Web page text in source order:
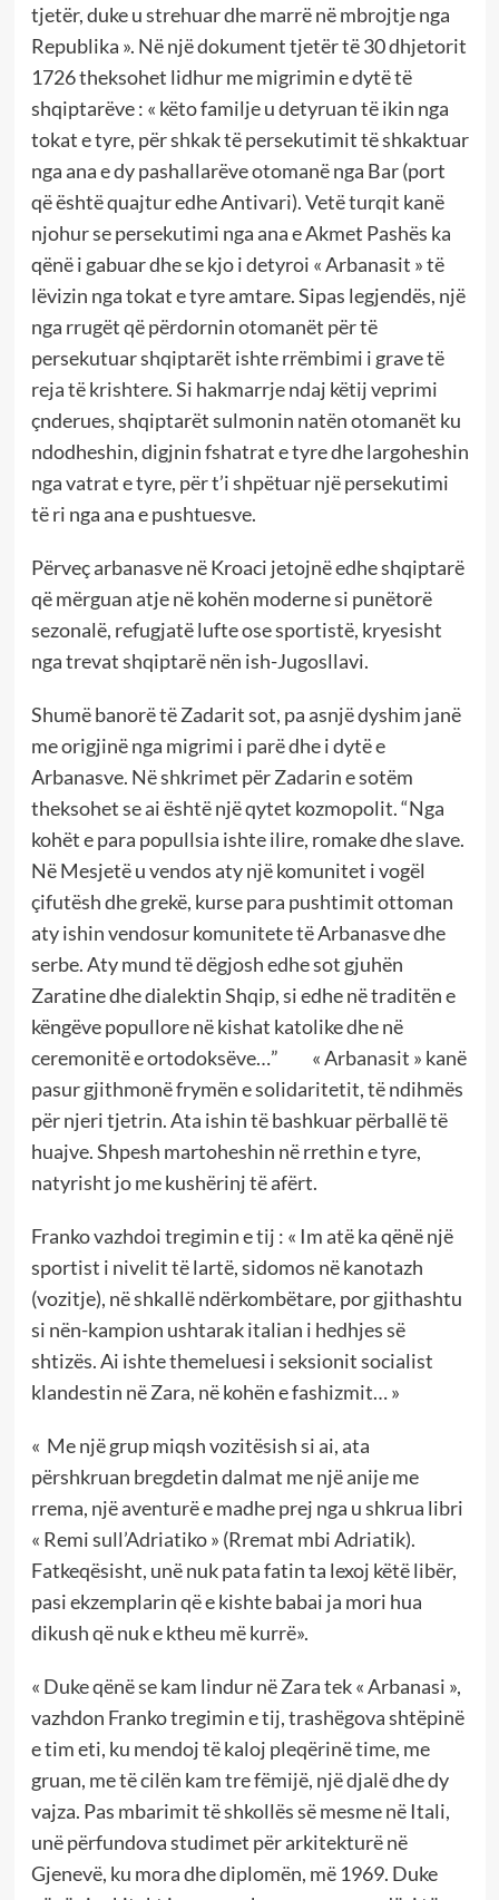
tjetër, duke u strehuar dhe marrë në mbrojtje nga
Republika ». Në një dokument tjetër të 30 dhjetorit
1726 theksohet lidhur me migrimin e dytë të
shqiptarëve : « këto familje u detyruan të ikin nga
tokat e tyre, për shkak të persekutimit të shkaktuar
nga ana e dy pashallarëve otomanë nga Bar (port
që është quajtur edhe Antivari). Vetë turqit kanë
njohur se persekutimi nga ana e Akmet Pashës ka
qënë i gabuar dhe se kjo i detyroi « Arbanasit » të
lëvizin nga tokat e tyre amtare. Sipas legjendës, një
nga rrugët që përdornin otomanët për të
persekutuar shqiptarët ishte rrëmbimi i grave të
reja të krishtere. Si hakmarrje ndaj këtij veprimi
çnderues, shqiptarët sulmonin natën otomanët ku
ndodheshin, digjnin fshatrat e tyre dhe largoheshin
nga vatrat e tyre, për t’i shpëtuar një persekutimi
të ri nga ana e pushtuesve.
Përveç arbanasve në Kroaci jetojnë edhe shqiptarë
që mërguan atje në kohën moderne si punëtorë
sezonalë, refugjatë lufte ose sportistë, kryesisht
nga trevat shqiptarë nën ish-Jugosllavi.
Shumë banorë të Zadarit sot, pa asnjë dyshim janë
me origjinë nga migrimi i parë dhe i dytë e
Arbanasve. Në shkrimet për Zadarin e sotëm
theksohet se ai është një qytet kozmopolit. “Nga
kohët e para popullsia ishte ilire, romake dhe slave.
Në Mesjetë u vendos aty një komunitet i vogël
çifutësh dhe grekë, kurse para pushtimit ottoman
aty ishin vendosur komunitete të Arbanasve dhe
serbe. Aty mund të dëgjosh edhe sot gjuhën
Zaratine dhe dialektin Shqip, si edhe në traditën e
këngëve popullore në kishat katolike dhe në
ceremonitë e ortodoksëve…” « Arbanasit » kanë
pasur gjithmonë frymën e solidaritetit, të ndihmës
për njeri tjetrin. Ata ishin të bashkuar përballë të
huajve. Shpesh martoheshin në rrethin e tyre,
natyrisht jo me kushërinj të afërt.
Franko vazhdoi tregimin e tij : « Im atë ka qënë një
sportist i nivelit të lartë, sidomos në kanotazh
(vozitje), në shkallë ndërkombëtare, por gjithashtu
si nën-kampion ushtarak italian i hedhjes së
shtizës. Ai ishte themeluesi i seksionit socialist
klandestin në Zara, në kohën e fashizmit… »
« Me një grup miqsh vozitësish si ai, ata
përshkruan bregdetin dalmat me një anije me
rrema, një aventurë e madhe prej nga u shkrua libri
« Remi sull’Adriatiko » (Rremat mbi Adriatik).
Fatkeqësisht, unë nuk pata fatin ta lexoj këtë libër,
pasi ekzemplarin që e kishte babai ja mori hua
dikush që nuk e ktheu më kurrë».
« Duke qënë se kam lindur në Zara tek « Arbanasi »,
vazhdon Franko tregimin e tij, trashëgova shtëpinë
e tim eti, ku mendoj të kaloj pleqërinë time, me
gruan, me të cilën kam tre fëmijë, një djalë dhe dy
vajza. Pas mbarimit të shkollës së mesme në Itali,
unë përfundova studimet për arkitekturë në
Gjenevë, ku mora dhe diplomën, më 1969. Duke